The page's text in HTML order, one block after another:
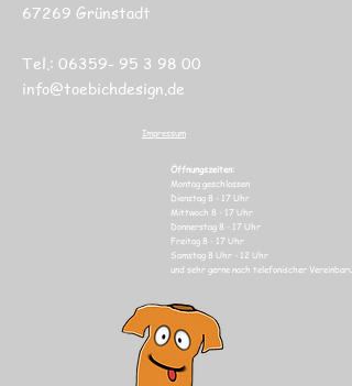
67269 Grünstadt
Tel.: 06359- 95 3 98 00
info@toebichdesign.de
Impressum
Öffnungszeiten:
Montag geschlossen
Dienstag 8 - 17 Uhr
Mittwoch 8 - 17 Uhr
Donnerstag 8 - 17 Uhr
Freitag 8 - 17 Uhr
Samstag 8 Uhr
- 12 Uhr
und sehr gerne nach telefonischer